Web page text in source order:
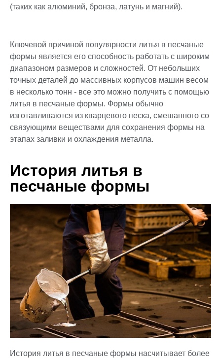
(таких как алюминий, бронза, латунь и магний).
Ключевой причиной популярности литья в песчаные
формы является его способность работать с широким
диапазоном размеров и сложностей. От небольших
точных деталей до массивных корпусов машин весом
в несколько тонн - все это можно получить с помощью
литья в песчаные формы. Формы обычно
изготавливаются из кварцевого песка, смешанного со
связующими веществами для сохранения формы на
этапах заливки и охлаждения металла.
История литья в
песчаные формы
История литья в песчаные формы насчитывает более